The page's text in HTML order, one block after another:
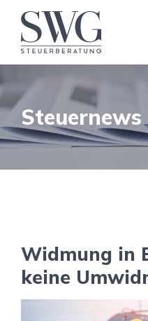
Steuernews
Widmung in
keine